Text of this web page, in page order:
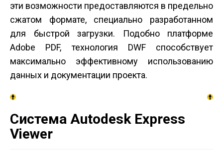
эти возможности предоставляются в предельно
сжатом формате, специально разработанном
для быстрой загрузки. Подобно платформе
Adobe PDF, технология DWF способствует
максимально эффективному использованию
данных и документации проекта.
Система Autodesk Express
Viewer